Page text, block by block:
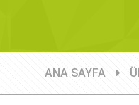
ANA SAYFA